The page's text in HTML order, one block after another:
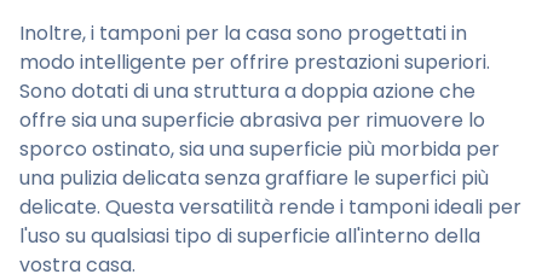
Inoltre, i tamponi per la casa sono progettati in
modo intelligente per offrire prestazioni superiori.
Sono dotati di una struttura a doppia azione che
offre sia una superficie abrasiva per rimuovere lo
sporco ostinato, sia una superficie più morbida per
una pulizia delicata senza graffiare le superfici più
delicate. Questa versatilità rende i tamponi ideali per
l'uso su qualsiasi tipo di superficie all'interno della
vostra casa.